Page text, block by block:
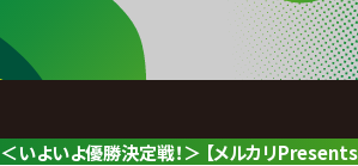
レ
ス
リ
＜いよいよ優勝決定戦！＞ 【メルカリ